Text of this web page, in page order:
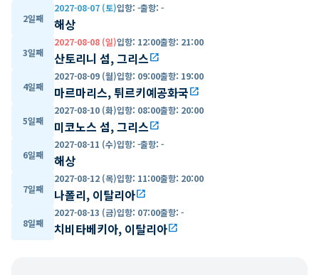
2일째
2027-08-07 (토)입항: -출항: -
해상
3일째
2027-08-08 (일)입항: 12:00출항: 21:00
산토리니 섬, 그리스open_in_new
4일째
2027-08-09 (월)입항: 09:00출항: 19:00
마르마리스, 튀르키예공화국open_in_new
5일째
2027-08-10 (화)입항: 08:00출항: 20:00
미코노스 섬, 그리스open_in_new
6일째
2027-08-11 (수)입항: -출항: -
해상
7일째
2027-08-12 (목)입항: 11:00출항: 20:00
나폴리, 이탈리아open_in_new
8일째
2027-08-13 (금)입항: 07:00출항: -
치비타베키아, 이탈리아open_in_new